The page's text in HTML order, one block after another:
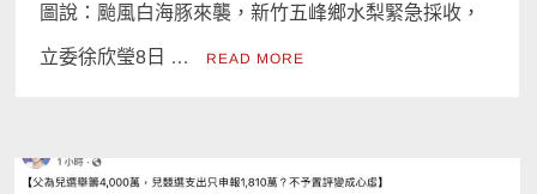
圖說：颱風白海豚來襲，新竹五峰鄉水梨緊急採收，
立委徐欣瑩8日 … READ MORE